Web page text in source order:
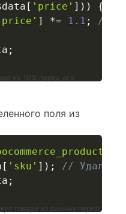
[ 'price' ] ) )
{
] *= 1.1 ;
//
;
на 10% перед его
поля из
[ 'sku' ] ) ;
// Удаляем
;
товара из данных перед